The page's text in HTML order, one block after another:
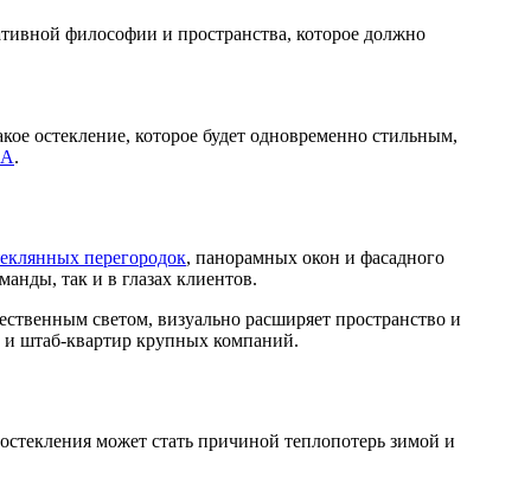
философии и пространства, которое должно
остекление, которое будет одновременно стильным,
.
перегородок, панорамных окон и фасадного
так и в глазах клиентов.
светом, визуально расширяет пространство и
и штаб-квартир крупных компаний.
может стать причиной теплопотерь зимой и